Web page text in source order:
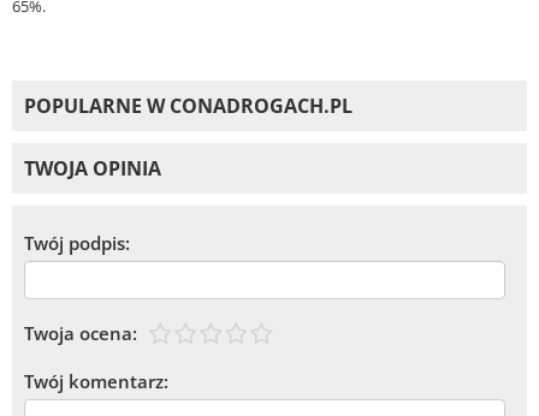
65%.
POPULARNE W CONADROGACH.PL
TWOJA OPINIA
Twój podpis:
Twoja ocena:
Twój komentarz: